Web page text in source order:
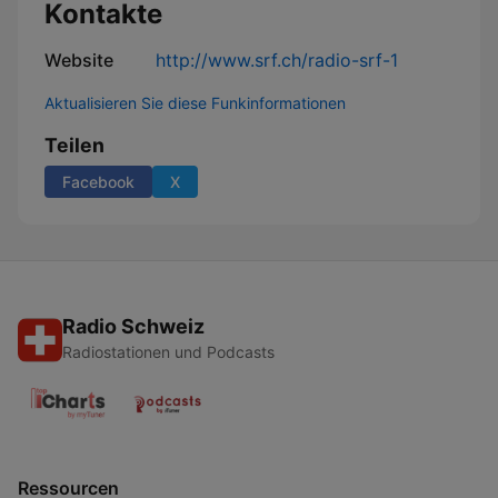
Kontakte
Website http://www.srf.ch/radio-srf-1
Aktualisieren Sie diese Funkinformationen
Teilen
Facebook X
Radio Schweiz
Radiostationen und Podcasts
Ressourcen